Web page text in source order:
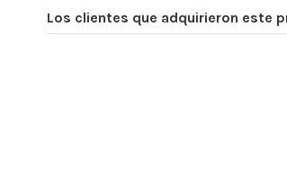
Los clientes que adquirieron este